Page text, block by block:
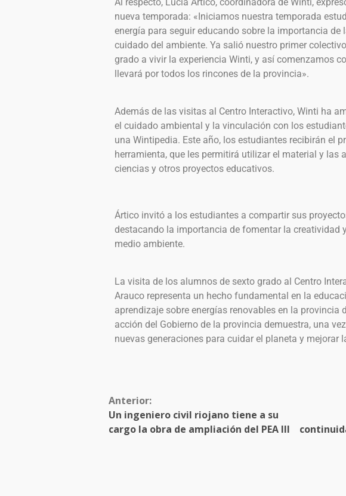
Al respecto, Lucía Ártico, coordinadora de Winti,
nueva temporada: «Iniciamos nuestra temporada
energía para seguir educando sobre la importancia de
cuidado del ambiente. Ya salió nuestro primer
grado a vivir la experiencia Winti, y así comenzamos
llevará por todos los rincones de la provincia».
Además de las visitas al Centro Interactivo, Winti ha
el cuidado ambiental y la vinculación con los
una Wintipedia. Este año, los estudiantes recibirán el
herramienta, que les permitirá utilizar el material y las
ciencias y otros proyectos educativos.
Ártico invitó a los estudiantes a compartir sus
destacando la importancia de fomentar la creatividad
medio ambiente.
La visita de los alumnos de sexto grado al Centro
Arauco representa un hecho fundamental en la
aprendizaje sobre energías renovables en la provincia
acción del Gobierno de la provincia demuestra, una
nuevas generaciones para cuidar el planeta y mejorar
Anterior:
Un ingeniero civil riojano tiene a su
cargo la obra de ampliación del PEA III